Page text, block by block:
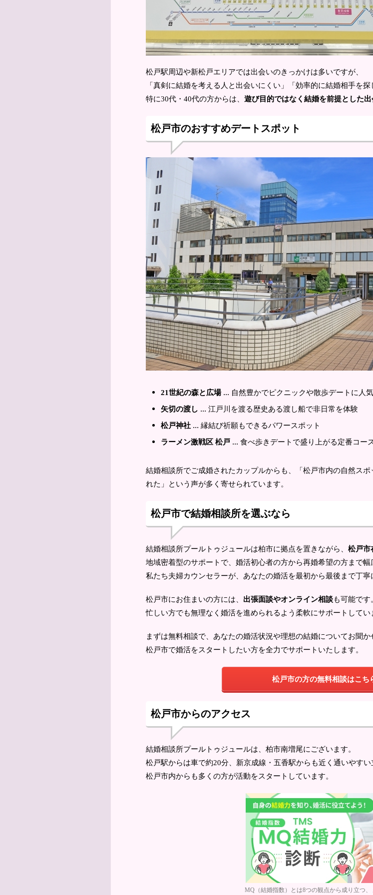
松戸駅周辺や新松戸エリアでは出会いのきっかけは多いですが、
「真剣に結婚を考える人と出会いにくい」「効率的に結婚相手を
特に30代・40代の方からは、 遊び目的ではなく結婚を前提とした出
松戸市のおすすめデートスポット
21世紀の森と広場… 自然豊かでピクニックや散歩デートに人気
矢切の渡し … 江戸川を渡る歴史ある渡し船で非日常を体験
松戸神社 … 縁結び祈願もできるパワースポット
ラーメン激戦区 松戸 … 食べ歩きデートで盛り上がる定番コー
結婚相談所でご成婚されたカップルからも、「松戸市内の自然ス
れた」という声が多く寄せられています。
松戸市で結婚相談所を選ぶなら
結婚相談所プールトゥジュールは柏市に拠点を置きながら、 松戸市
地域密着型のサポートで、婚活初心者の方から再婚希望の方まで幅
私たち夫婦カウンセラーが、あなたの婚活を最初から最後まで丁寧
松戸市にお住まいの方には、 出張面談やオンライン相談も可能です
忙しい方でも無理なく婚活を進められるよう柔軟にサポートしてい
まずは無料相談で、あなたの婚活状況や理想の結婚についてお聞か
松戸市で婚活をスタートしたい方を全力でサポートいたします。
松戸市の方の無料相談はこち
松戸市からのアクセス
結婚相談所プールトゥジュールは、柏市南増尾にございます。
松戸駅からは車で約20分、新京成線・五香駅からも近く通いやすい
松戸市内からも多くの方が活動をスタートしています。
MQ（結婚指数）とは8つの観点から成り立つ